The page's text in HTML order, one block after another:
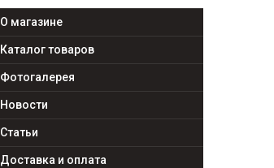
О магазине
Каталог товаров
Фотогалерея
Новости
Статьи
Доставка и оплата